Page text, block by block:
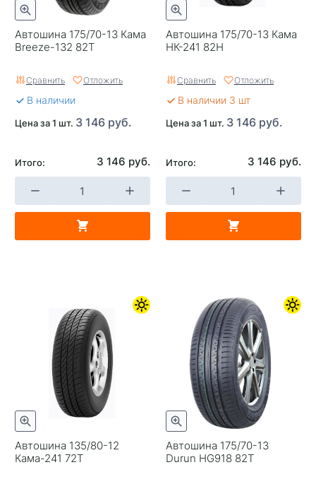
Автошина 175/70-13 Кама
Breeze-132 82T
Сравнить Отложить
В наличии
Цена за 1 шт. 3 146 руб.
Итого: 3 146 руб.
Автошина 175/70-13 Кама
НК-241 82H
Сравнить Отложить
В наличии 3 шт
Цена за 1 шт. 3 146 руб.
Итого: 3 146 руб.
Автошина 135/80-12
Кама-241 72T
Автошина 175/70-13
Durun HG918 82T